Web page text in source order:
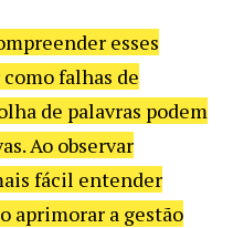
esses
falhas de
de palavras podem
Ao observar
fácil entender
aprimorar a gestão